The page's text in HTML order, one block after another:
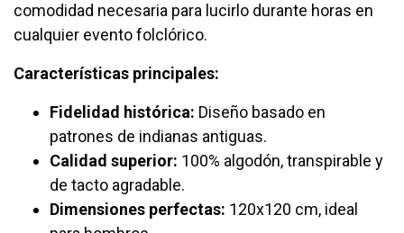
comodidad necesaria para lucirlo durante horas en
cualquier evento folclórico.
Características principales:
Fidelidad histórica: Diseño basado en
patrones de indianas antiguas.
Calidad superior: 100% algodón, transpirable y
de tacto agradable.
Dimensiones perfectas: 120x120 cm, ideal